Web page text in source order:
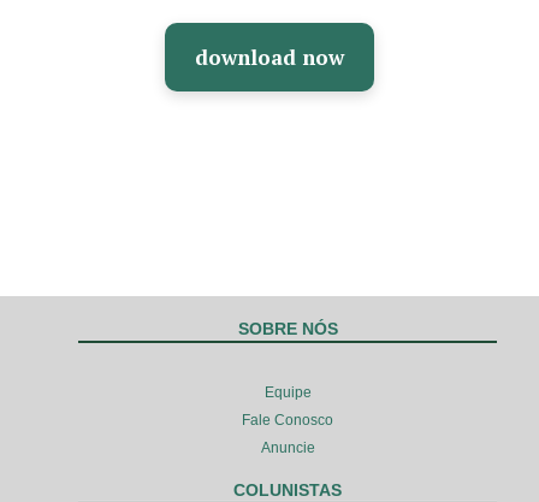
download now
SOBRE NÓS
Equipe
Fale Conosco
Anuncie
COLUNISTAS